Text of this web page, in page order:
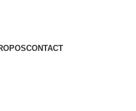
CONTACT